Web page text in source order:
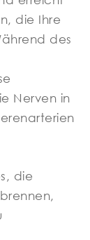
die Ihre
des
Nerven in
die